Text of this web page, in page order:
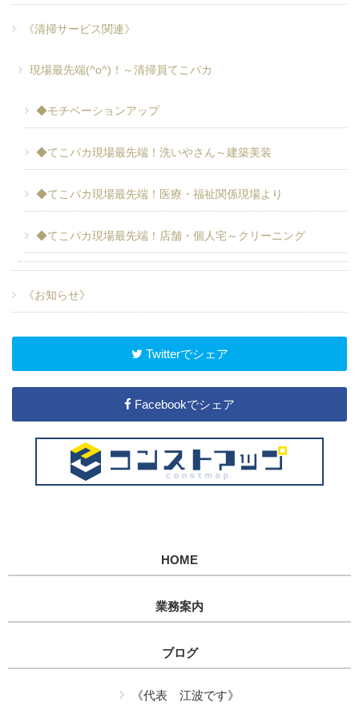
《清掃サービス関連》
現場最先端(^o^)！～清掃員てこパカ
◆モチベーションアップ
◆てこパカ現場最先端！洗いやさん～建築美装
◆てこパカ現場最先端！医療・福祉関係現場より
◆てこパカ現場最先端！店舗・個人宅～クリーニング
《お知らせ》
Twitterでシェア
Facebookでシェア
HOME
業務案内
ブログ
《代表 江波です》